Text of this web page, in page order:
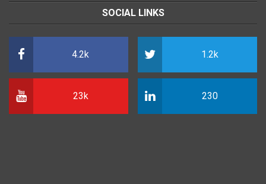
SOCIAL LINKS
4.2k 1.2k
23k 230